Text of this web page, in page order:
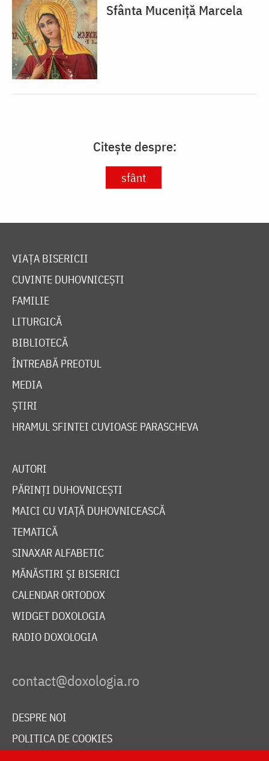
Sfânta Muceniță Marcela
Citește despre:
sfânt
VIAȚA BISERICII
CUVINTE DUHOVNICEȘTI
FAMILIE
LITURGICĂ
BIBLIOTECĂ
ÎNTREABĂ PREOTUL
MEDIA
ȘTIRI
HRAMUL SFINTEI CUVIOASE PARASCHEVA
AUTORI
PĂRINȚI DUHOVNICEȘTI
MAICI CU VIAȚĂ DUHOVNICEASCĂ
TEMATICĂ
SINAXAR ALFABETIC
MĂNĂSTIRI ȘI BISERICI
CALENDAR ORTODOX
WIDGET DOXOLOGIA
RADIO DOXOLOGIA
DESPRE NOI
POLITICA DE COOKIES